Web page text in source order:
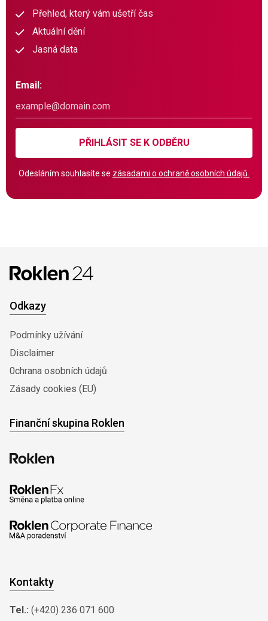
Přehled, který vám ušetří čas
Aktuální dění
Jasná data
Email:
PŘIHLÁSIT SE K ODBĚRU
Odesláním souhlasíte se zásadami o ochraně osobních údajů.
Odkazy
Podmínky užívání
Disclaimer
0chrana osobních údajů
Zásady cookies (EU)
Finanční skupina Roklen
Kontakty
Tel.: (+420) 236 071 600